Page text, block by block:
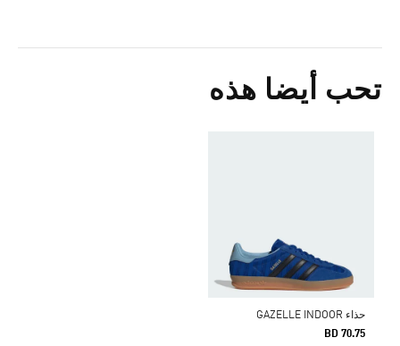
تحب أيضا هذه
حذاء GAZELLE INDOOR
BD 70.75